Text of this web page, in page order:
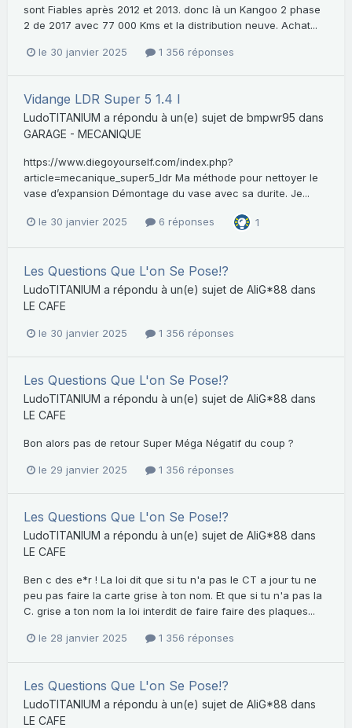
sont Fiables après 2012 et 2013. donc là un Kangoo 2 phase
2 de 2017 avec 77 000 Kms et la distribution neuve. Achat...
le 30 janvier 2025 1 356 réponses
Vidange LDR Super 5 1.4 l
LudoTITANIUM a répondu à un(e) sujet de bmpwr95 dans
GARAGE - MECANIQUE
https://www.diegoyourself.com/index.php?
article=mecanique_super5_ldr Ma méthode pour nettoyer le
vase d’expansion Démontage du vase avec sa durite. Je...
le 30 janvier 2025 6 réponses 1
Les Questions Que L'on Se Pose!?
LudoTITANIUM a répondu à un(e) sujet de AliG*88 dans
LE CAFE
le 30 janvier 2025 1 356 réponses
Les Questions Que L'on Se Pose!?
LudoTITANIUM a répondu à un(e) sujet de AliG*88 dans
LE CAFE
Bon alors pas de retour Super Méga Négatif du coup ?
le 29 janvier 2025 1 356 réponses
Les Questions Que L'on Se Pose!?
LudoTITANIUM a répondu à un(e) sujet de AliG*88 dans
LE CAFE
Ben c des e*r ! La loi dit que si tu n'a pas le CT a jour tu ne
peu pas faire la carte grise à ton nom. Et que si tu n'a pas la
C. grise a ton nom la loi interdit de faire faire des plaques...
le 28 janvier 2025 1 356 réponses
Les Questions Que L'on Se Pose!?
LudoTITANIUM a répondu à un(e) sujet de AliG*88 dans
LE CAFE